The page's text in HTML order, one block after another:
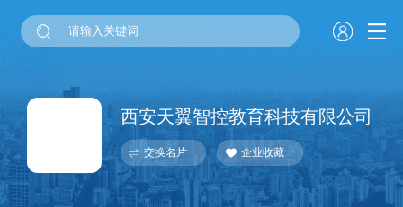
西安天翼智控教育科技有限公司
交换名片 企业收藏